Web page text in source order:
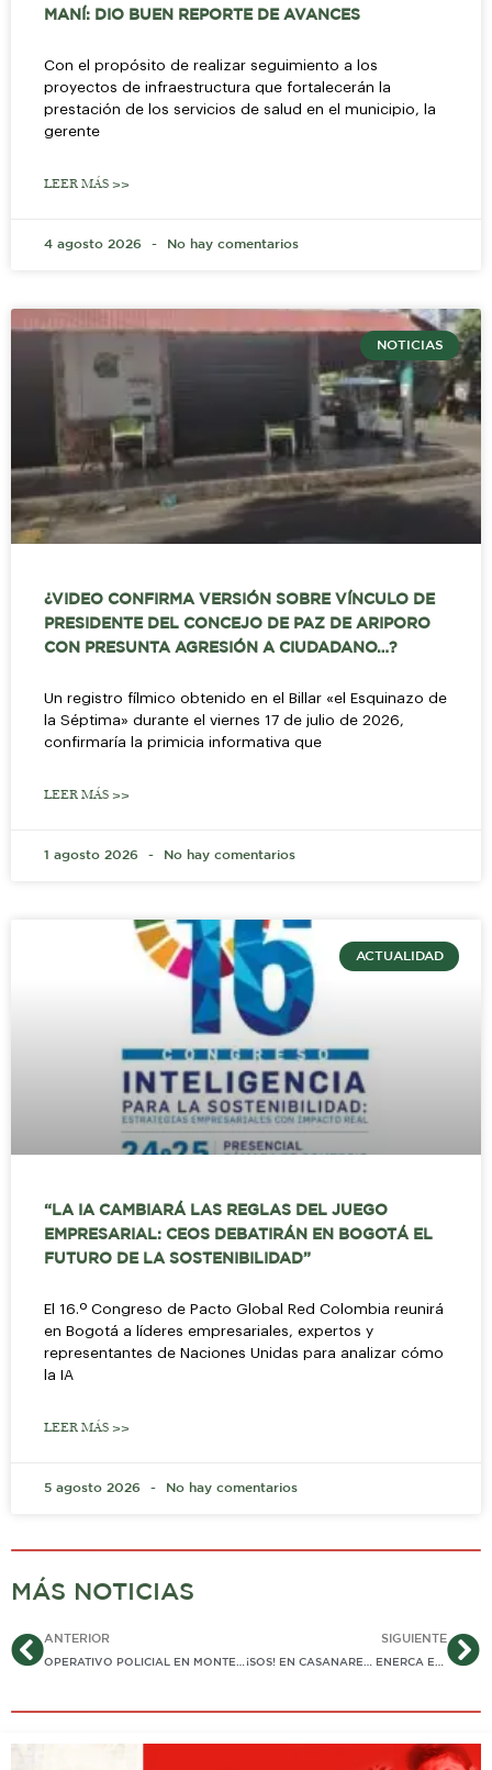
MANÍ: DIO BUEN REPORTE DE AVANCES
Con el propósito de realizar seguimiento a los
proyectos de infraestructura que fortalecerán la
prestación de los servicios de salud en el municipio, la
gerente
LEER MÁS >>
4 agosto 2026 No hay comentarios
NOTICIAS
¿VIDEO CONFIRMA VERSIÓN SOBRE VÍNCULO DE
PRESIDENTE DEL CONCEJO DE PAZ DE ARIPORO
CON PRESUNTA AGRESIÓN A CIUDADANO…?
Un registro fílmico obtenido en el Billar «el Esquinazo de
la Séptima» durante el viernes 17 de julio de 2026,
confirmaría la primicia informativa que
LEER MÁS >>
1 agosto 2026 No hay comentarios
ACTUALIDAD
“LA IA CAMBIARÁ LAS REGLAS DEL JUEGO
EMPRESARIAL: CEOS DEBATIRÁN EN BOGOTÁ EL
FUTURO DE LA SOSTENIBILIDAD”
El 16.º Congreso de Pacto Global Red Colombia reunirá
en Bogotá a líderes empresariales, expertos y
representantes de Naciones Unidas para analizar cómo
la IA
LEER MÁS >>
5 agosto 2026 No hay comentarios
MÁS NOTICIAS
AntANTERIOR
OPERATIVO POLICIAL EN MONTERREY PERMITE RECUPERAR UN CABEZOTE DE MULA HURTADO EN EL SUR DE CASANARE
SIGUIENTE
¡SOS! EN CASANARE… ENERCA EN EMERGENCIA ECONÓMICA